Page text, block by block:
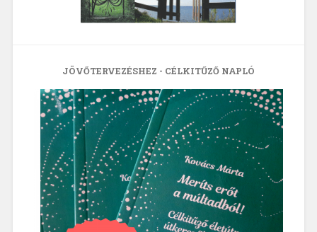
JÖVŐTERVEZÉSHEZ - CÉLKITŰZŐ NAPLÓ